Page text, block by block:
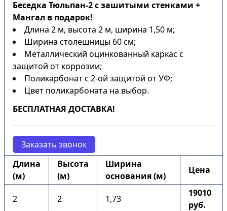
Беседка Тюльпан-2 с зашитыми стенками +
Мангал в подарок!
Длина 2 м, высота 2 м, ширина 1,50 м;
Ширина столешницы 60 см;
Металлический оцинкованный каркас с
защитой от коррозии;
Поликарбонат с 2-ой защитой от УФ;
Цвет поликарбоната на выбор.
БЕСПЛАТНАЯ ДОСТАВКА!
Заказать звонок
Длина
(м)
Высота
(м)
Ширина
основания (м)
Цена
2 2 1,73
19010
руб.